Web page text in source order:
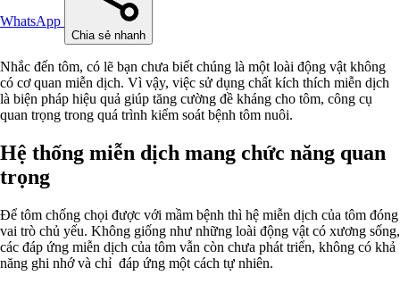
WhatsApp
Chia sẻ nhanh
Nhắc đến tôm, có lẽ bạn chưa biết chúng là một loài động vật không
có cơ quan miễn dịch. Vì vậy, việc sử dụng chất kích thích miễn dịch
là biện pháp hiệu quả giúp tăng cường đề kháng cho tôm, công cụ
quan trọng trong quá trình kiểm soát bệnh tôm nuôi.
Hệ thống miễn dịch mang chức năng quan
trọng
Để tôm chống chọi được với mầm bệnh thì hệ miễn dịch của tôm đóng
vai trò chủ yếu. Không giống như những loài động vật có xương sống,
các đáp ứng miễn dịch của tôm vẫn còn chưa phát triển, không có khả
năng ghi nhớ và chỉ đáp ứng một cách tự nhiên.